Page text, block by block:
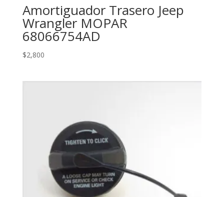
Amortiguador Trasero Jeep
Wrangler MOPAR
68066754AD
$2,800